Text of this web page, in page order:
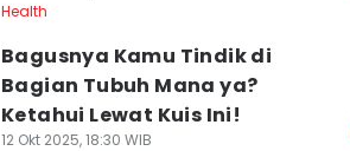
Health
Bagusnya Kamu Tindik di
Bagian Tubuh Mana ya?
Ketahui Lewat Kuis Ini!
12 Okt 2025, 18:30 WIB